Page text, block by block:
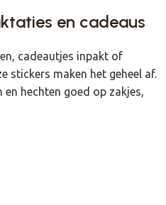
en cadeaus
cadeautjes inpakt of
stickers maken het geheel af.
en hechten goed op zakjes,